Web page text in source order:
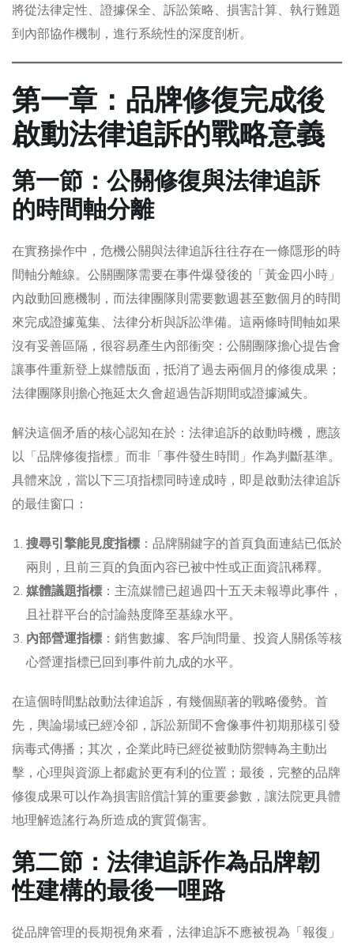
將從法律定性、證據保全、訴訟策略、損害計算、執行難題
到內部協作機制，進行系統性的深度剖析。
第一章：品牌修復完成後
啟動法律追訴的戰略意義
第一節：公關修復與法律追訴
的時間軸分離
在實務操作中，危機公關與法律追訴往往存在一條隱形的時
間軸分離線。公關團隊需要在事件爆發後的「黃金四小時」
內啟動回應機制，而法律團隊則需要數週甚至數個月的時間
來完成證據蒐集、法律分析與訴訟準備。這兩條時間軸如果
沒有妥善區隔，很容易產生內部衝突：公關團隊擔心提告會
讓事件重新登上媒體版面，抵消了過去兩個月的修復成果；
法律團隊則擔心拖延太久會超過告訴期間或證據滅失。
解決這個矛盾的核心認知在於：法律追訴的啟動時機，應該
以「品牌修復指標」而非「事件發生時間」作為判斷基準。
具體來說，當以下三項指標同時達成時，即是啟動法律追訴
的最佳窗口：
搜尋引擎能見度指標 ：品牌關鍵字的首頁負面連結已低於
兩則，且前三頁的負面內容已被中性或正面資訊稀釋。
媒體議題指標 ：主流媒體已超過四十五天未報導此事件，
且社群平台的討論熱度降至基線水平。
內部營運指標 ：銷售數據、客戶詢問量、投資人關係等核
心營運指標已回到事件前九成的水平。
在這個時間點啟動法律追訴，有幾個顯著的戰略優勢。首
先，輿論場域已經冷卻，訴訟新聞不會像事件初期那樣引發
病毒式傳播；其次，企業此時已經從被動防禦轉為主動出
擊，心理與資源上都處於更有利的位置；最後，完整的品牌
修復成果可以作為損害賠償計算的重要參數，讓法院更具體
地理解造謠行為所造成的實質傷害。
第二節：法律追訴作為品牌韌
性建構的最後一哩路
從品牌管理的長期視角來看，法律追訴不應被視為「報復」